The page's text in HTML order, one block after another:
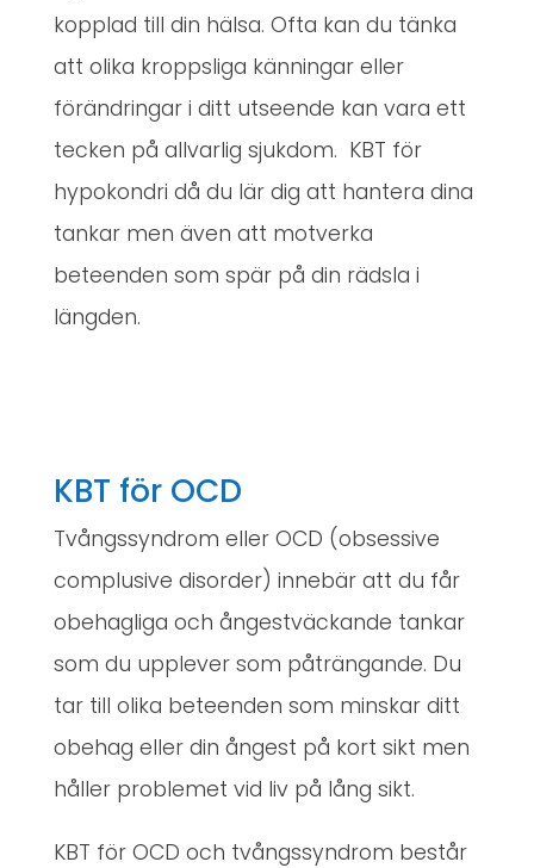
kopplad till din hälsa. Ofta kan du tänka
att olika kroppsliga känningar eller
förändringar i ditt utseende kan vara ett
tecken på allvarlig sjukdom. KBT för
hypokondri då du lär dig att hantera dina
tankar men även att motverka
beteenden som spär på din rädsla i
längden.
KBT för OCD
Tvångssyndrom eller OCD (obsessive
complusive disorder) innebär att du får
obehagliga och ångestväckande tankar
som du upplever som påträngande. Du
tar till olika beteenden som minskar ditt
obehag eller din ångest på kort sikt men
håller problemet vid liv på lång sikt.
KBT för OCD och tvångssyndrom består